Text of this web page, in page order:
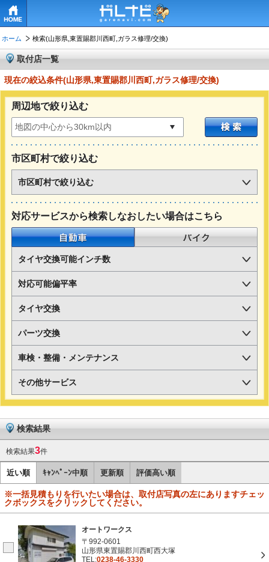
ホーム 検索(山形県,東置賜郡川西町,ガラス修理/交換)
取付店一覧
現在の絞込条件(山形県,東置賜郡川西町,ガラス修理/交換)
周辺地で絞り込む
市区町村で絞り込む
市区町村で絞り込む
対応サービスから検索しなおしたい場合はこちら
自動車
タイヤ交換可能インチ数
対応可能偏平率
タイヤ交換
パーツ交換
車検・整備・メンテナンス
その他サービス
検索結果
検索結果3件
近い順 ｷｬﾝﾍﾟｰﾝ中順 更新順 評価高い順
※一括見積もりを行いたい場合は、取付店写真の左にありますチェッ
クボックスをクリックしてください。
オートワークス
〒992-0601
山形県東置賜郡川西町西大塚
TEL:0238-46-3330